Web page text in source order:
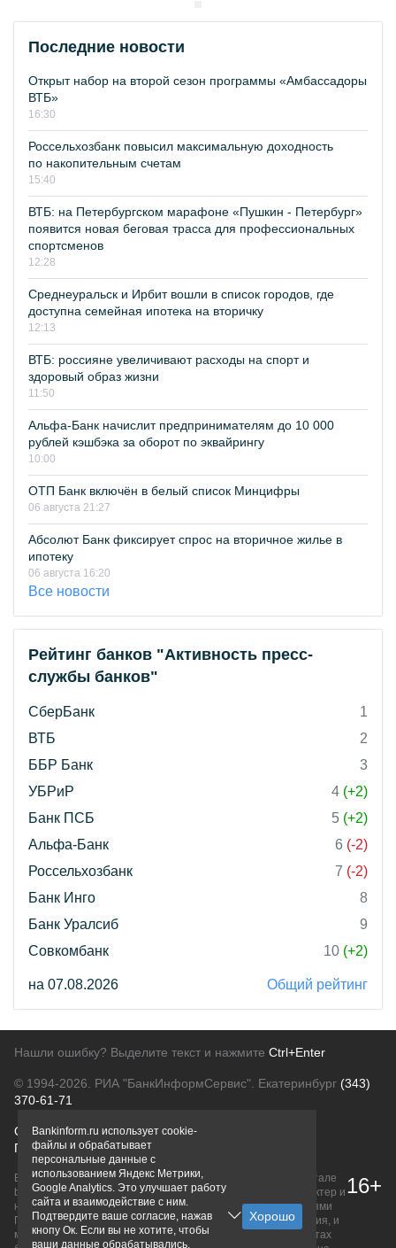
Последние новости
Открыт набор на второй сезон программы «Амбассадоры
ВТБ»
16:30
Россельхозбанк повысил максимальную доходность
по накопительным счетам
15:40
ВТБ: на Петербургском марафоне «Пушкин - Петербург»
появится новая беговая трасса для профессиональных
спортсменов
12:28
Среднеуральск и Ирбит вошли в список городов, где
доступна семейная ипотека на вторичку
12:13
ВТБ: россияне увеличивают расходы на спорт и
здоровый образ жизни
11:50
Альфа-Банк начислит предпринимателям до 10 000
рублей кэшбэка за оборот по эквайрингу
10:00
ОТП Банк включён в белый список Минцифры
06 августа 21:27
Абсолют Банк фиксирует спрос на вторичное жилье в
ипотеку
06 августа 16:20
Все новости
Рейтинг банков "Активность пресс-
службы банков"
СберБанк
1
ВТБ
2
ББР Банк
3
УБРиР
4 (+2)
Банк ПСБ
5 (+2)
Альфа-Банк
6 (-2)
Россельхозбанк
7 (-2)
Банк Инго
8
Банк Уралсиб
9
Совкомбанк
10 (+2)
на 07.08.2026 Общий рейтинг
Нашли ошибку? Выделите текст и нажмите Ctrl+Enter
© 1994-2026. РИА "БанкИнформСервис". Екатеринбург (343)
370-61-71
О проектеПолитика конфиденциальности
Правовая информацияДля рекламодателей
Вся информация о продуктах банков, размещенная на портале
bankinform.ru, носит исключительно ознакомительный характер и
не является публичной офертой, определяемой положениями
ГК РФ. Информация не содержит точного и полного описания, и
может быть изменена. Конечные условия уточняйте на сайтах
16+
Bankinform.ru использует cookie-
файлы и обрабатывает
персональные данные с
использованием Яндекс Метрики,
Google Analytics. Это улучшает работу
сайта и взаимодействие с ним.
Подтвердите ваше согласие, нажав
кнопу Ок. Если вы не хотите, чтобы
ваши данные обрабатывались,